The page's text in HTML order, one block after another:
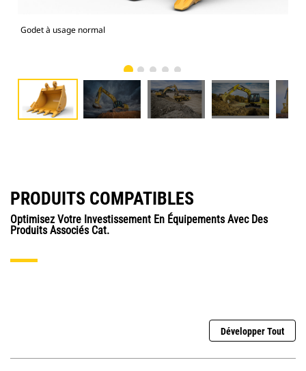
Godet à usage normal
PRODUITS COMPATIBLES
Optimisez Votre Investissement En Équipements Avec Des
Produits Associés Cat.
Développer Tout